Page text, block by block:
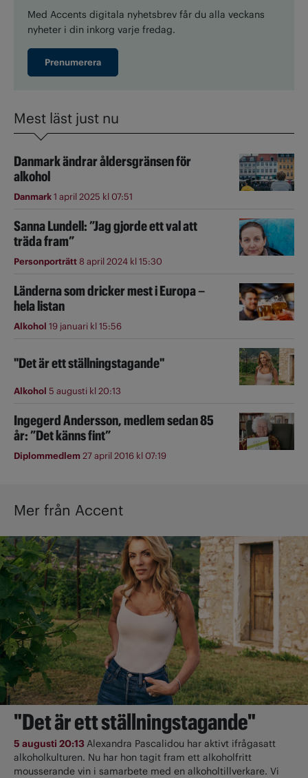
Med Accents digitala nyhetsbrev får du alla veckans
nyheter i din inkorg varje fredag.
Prenumerera
Mest läst just nu
Danmark ändrar åldersgränsen för
alkohol
Danmark1 april 2025 kl 07:51
Sanna Lundell: ”Jag gjorde ett val att
träda fram”
Personporträtt8 april 2024 kl 15:30
Länderna som dricker mest i Europa –
hela listan
Alkohol 19 januari kl 15:56
"Det är ett ställningstagande"
Alkohol 5 augusti kl 20:13
Ingegerd Andersson, medlem sedan 85
år: ”Det känns fint”
Diplommedlem27 april 2016 kl 07:19
Mer från Accent
"Det är ett ställningstagande"
5 augusti 20:13Alexandra Pascalidou har aktivt ifrågasatt
alkoholkulturen. Nu har hon tagit fram ett alkoholfritt
mousserande vin i samarbete med en alkoholtillverkare. Vi